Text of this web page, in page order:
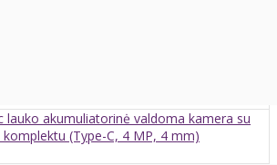
lauko akumuliatorinė valdoma kamera su
komplektu (Type-C, 4 MP, 4 mm)